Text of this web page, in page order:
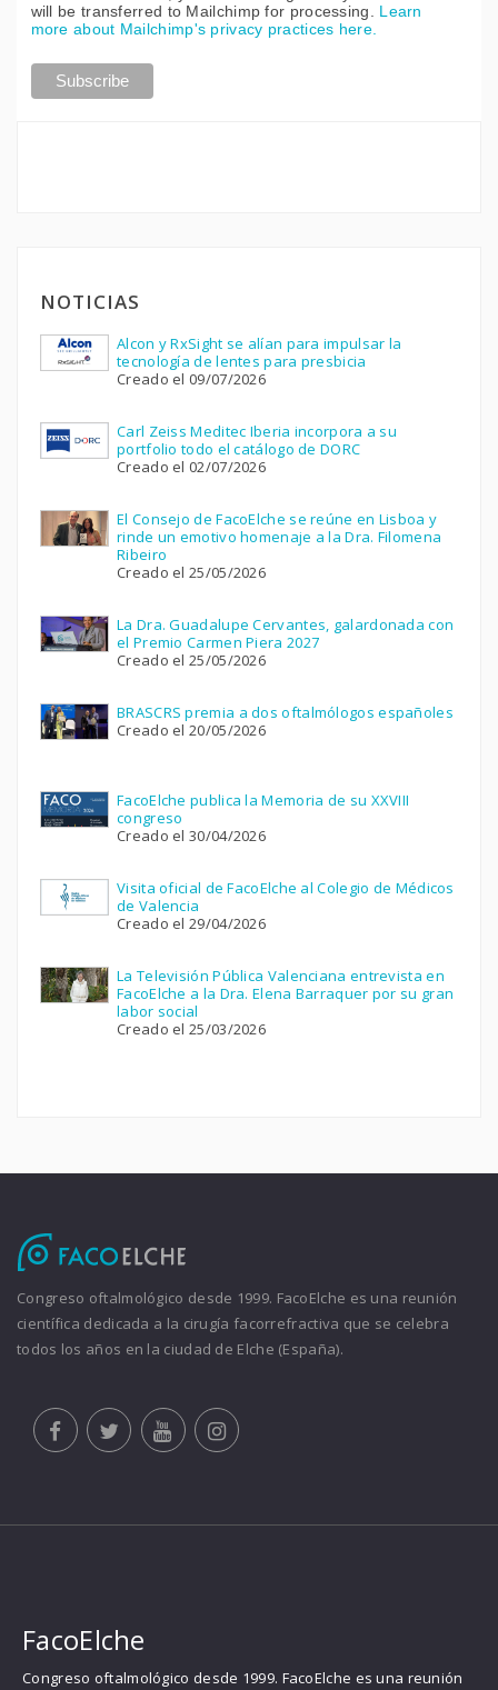
will be transferred to Mailchimp for processing. Learn
more about Mailchimp's privacy practices here.
NOTICIAS
Alcon y RxSight se alían para impulsar la
tecnología de lentes para presbicia
Creado el 09/07/2026
Carl Zeiss Meditec Iberia incorpora a su
portfolio todo el catálogo de DORC
Creado el 02/07/2026
El Consejo de FacoElche se reúne en Lisboa y
rinde un emotivo homenaje a la Dra. Filomena
Ribeiro
Creado el 25/05/2026
La Dra. Guadalupe Cervantes, galardonada con
el Premio Carmen Piera 2027
Creado el 25/05/2026
BRASCRS premia a dos oftalmólogos españoles
Creado el 20/05/2026
FacoElche publica la Memoria de su XXVIII
congreso
Creado el 30/04/2026
Visita oficial de FacoElche al Colegio de Médicos
de Valencia
Creado el 29/04/2026
La Televisión Pública Valenciana entrevista en
FacoElche a la Dra. Elena Barraquer por su gran
labor social
Creado el 25/03/2026
Congreso oftalmológico desde 1999. FacoElche es una reunión
científica dedicada a la cirugía facorrefractiva que se celebra
todos los años en la ciudad de Elche (España).
FacoElche
Congreso oftalmológico desde 1999. FacoElche es una reunión